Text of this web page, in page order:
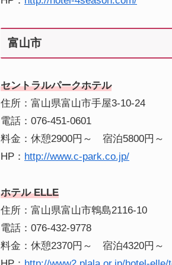
富山市
セントラルパークホテル
住所：富山県富山市手屋3-10-24
電話：076-451-0601
料金：休憩2900円～ 宿泊5800円～
HP： http://www.c-park.co.jp/
ホテル ELLE
住所：富山県富山市鵯島2116-10
電話：076-432-9778
料金：休憩2370円～ 宿泊4320円～